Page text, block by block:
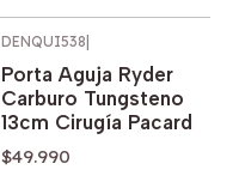
DENQUI538
Porta Aguja Ryder
Carburo Tungsteno
13cm Cirugía Pacard
$49.990